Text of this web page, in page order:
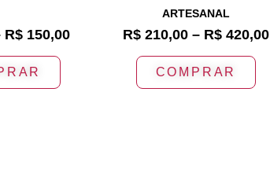
R$150,00
ARTESANAL
R$210,00 – R$420,00
COMPRAR